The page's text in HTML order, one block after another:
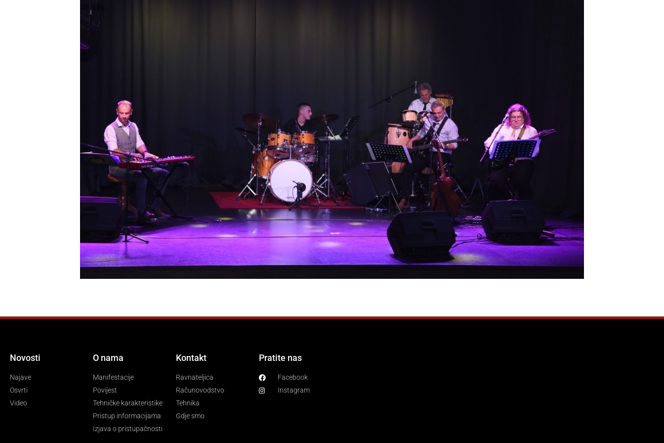
Novosti
Najave
Osvrti
Video
O nama
Manifestacije
Povijest
Tehničke karakteristike
Pristup informacijama
Izjava o pristupačnosti
Kontakt
Ravnateljica
Računovodstvo
Tehnika
Gdje smo
Pratite nas
Facebook
Instagram